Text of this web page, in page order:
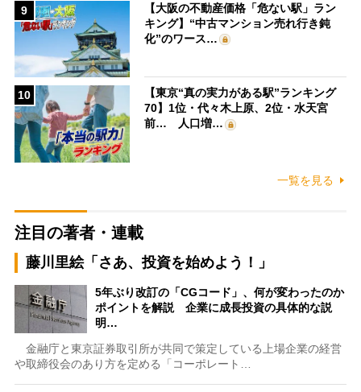
9
【大阪の不動産価格「危ない駅」ラン
キング】“中古マンション売れ行き鈍
化”のワース…
10
【東京“真の実力がある駅”ランキング
70】1位・代々木上原、2位・水天宮
前… 人口増…
一覧を見る
注目の著者・連載
藤川里絵「さあ、投資を始めよう！」
5年ぶり改訂の「CGコード」、何が変わったのか
ポイントを解説 企業に成長投資の具体的な説
明…
金融庁と東京証券取引所が共同で策定している上場企業の経営
や取締役会のあり方を定める「コーポレート…